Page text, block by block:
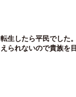
転生したら平民でした
えられないので貴族を